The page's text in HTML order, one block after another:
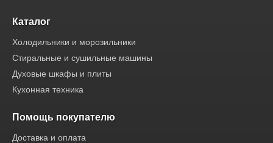
Каталог
Холодильники и морозильники
Стиральные и сушильные машины
Духовые шкафы и плиты
Кухонная техника
Помощь покупателю
Доставка и оплата